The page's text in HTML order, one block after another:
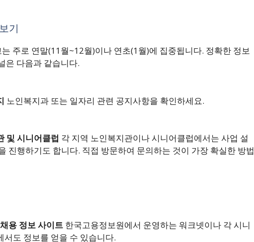
기
주로 연말(11월~12월)이나 연초(1월)에 집중됩니다. 정확한 정보
은 다음과 같습니다.
노인복지과 또는 일자리 관련 공지사항을 확인하세요.
및 시니어클럽 각 지역 노인복지관이나 시니어클럽에서는 사업 설
진행하기도 합니다. 직접 방문하여 문의하는 것이 가장 확실한 방법
용 정보 사이트한국고용정보원에서 운영하는 워크넷이나 각 시니
서도 정보를 얻을 수 있습니다.